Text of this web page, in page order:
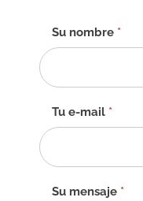
Formulario
de
contacto
-
Su nombre *
Tu e-mail *
Su mensaje *